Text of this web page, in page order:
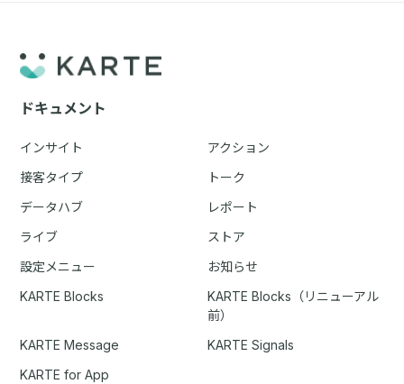
ドキュメント
インサイト
アクション
接客タイプ
トーク
データハブ
レポート
ライブ
ストア
設定メニュー
お知らせ
KARTE Blocks
KARTE Blocks（リニューアル
前）
KARTE Message
KARTE Signals
KARTE for App